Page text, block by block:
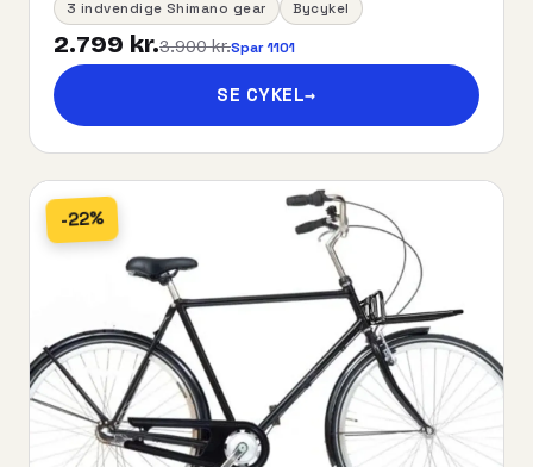
3 indvendige Shimano gear Bycykel
2.799 kr.3.900 kr.Spar 1101
SE CYKEL→
-22%